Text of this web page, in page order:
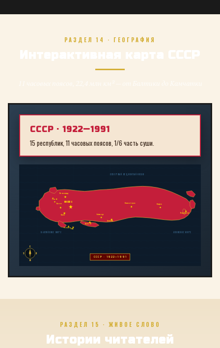
РАЗДЕЛ 14 · ГЕОГРАФИЯ
Интерактивная карта СССР
СССР · 1922—1991
15 республик, 11 часовых поясов, 1/6 часть суши.
МОСКВА
Ленинград
Киев
Минск
Ташкент
Алма-Ата
Байконур
Новосибирск Иркутск
Владивосток
ТбилисиБаку
Рига
С
Ю
З
В
СССР · 1922—1991
БАЛТИЙСКОЕ МОРЕ
СЕВЕРНЫЙ ЛЕДОВИТЫЙ ОКЕАН
ЯПОНСКОЕ МОРЕ
РАЗДЕЛ 15 · ЖИВОЕ СЛОВО
Истории читателей